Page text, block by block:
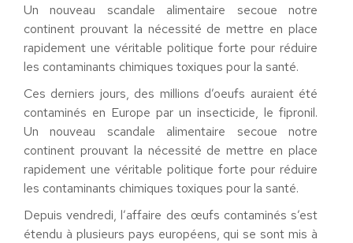
Un nouveau scandale alimentaire secoue notre
continent prouvant la nécessité de mettre en place
rapidement une véritable politique forte pour réduire
les contaminants chimiques toxiques pour la santé.
Ces derniers jours, des millions d’oeufs auraient été
contaminés en Europe par un insecticide, le fipronil.
Un nouveau scandale alimentaire secoue notre
continent prouvant la nécessité de mettre en place
rapidement une véritable politique forte pour réduire
les contaminants chimiques toxiques pour la santé.
Depuis vendredi, l’affaire des œufs contaminés s’est
étendu à plusieurs pays européens, qui se sont mis à